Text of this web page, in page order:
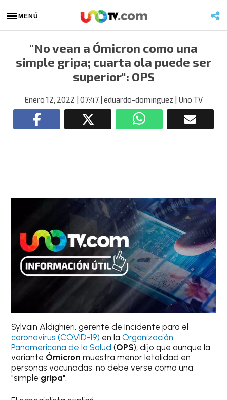
MENÚ
"No vean a Ómicron como una
simple gripa; cuarta ola puede ser
superior": OPS
Enero 12, 2022 | 07:47| eduardo-dominguez | Uno TV
Sylvain Aldighieri, gerente de Incidente para el
coronavirus (COVID-19) en laOrganización
Panamericana de la Salud (OPS), dijo que aunque la
variante Ómicron muestra menor letalidad en
personas vacunadas, no debe verse como una
"simple gripa".